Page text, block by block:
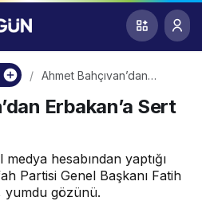
Ahmet Bahçıvan’dan
Erbakan’a Sert
hesabından yaptığı
Partisi Genel Başkanı Fatih
yumdu gözünü.
0